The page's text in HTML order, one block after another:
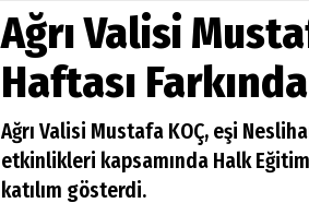
07:16
Doğubayazıt'ta
07:00DEVLET ve
18:29ÇARŞI CADDESİ
Ağrı Valisi
Haftası
Ağrı Valisi Mustafa KOÇ, eşi
etkinlikleri kapsamında Halk
katılım gösterdi.